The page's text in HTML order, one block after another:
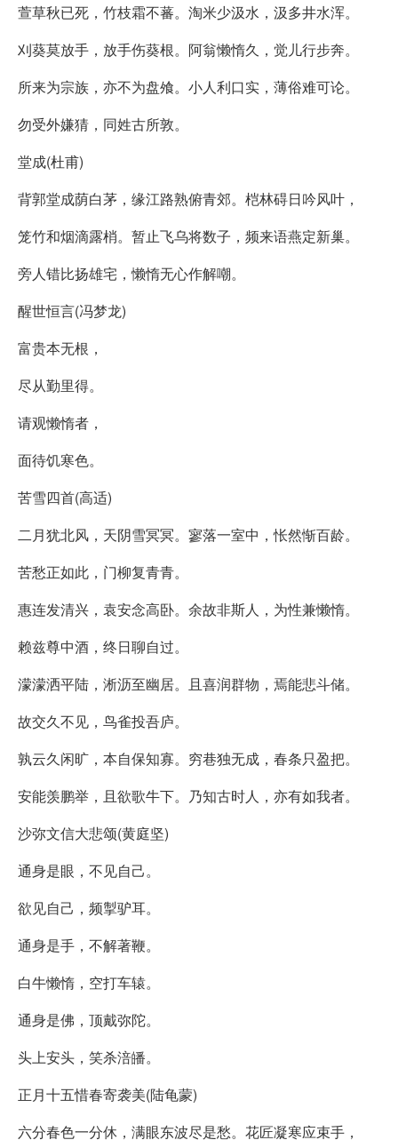
萱草秋已死，竹枝霜不蕃。淘米少汲水，汲多井水浑。
刈葵莫放手，放手伤葵根。阿翁懒惰久，觉儿行步奔。
所来为宗族，亦不为盘飧。小人利口实，薄俗难可论。
勿受外嫌猜，同姓古所敦。
堂成(杜甫)
背郭堂成荫白茅，缘江路熟俯青郊。桤林碍日吟风叶，
笼竹和烟滴露梢。暂止飞乌将数子，频来语燕定新巢。
旁人错比扬雄宅，懒惰无心作解嘲。
醒世恒言(冯梦龙)
富贵本无根，
尽从勤里得。
请观懒惰者，
面待饥寒色。
苦雪四首(高适)
二月犹北风，天阴雪冥冥。寥落一室中，怅然惭百龄。
苦愁正如此，门柳复青青。
惠连发清兴，袁安念高卧。余故非斯人，为性兼懒惰。
赖兹尊中酒，终日聊自过。
濛濛洒平陆，淅沥至幽居。且喜润群物，焉能悲斗储。
故交久不见，鸟雀投吾庐。
孰云久闲旷，本自保知寡。穷巷独无成，春条只盈把。
安能羡鹏举，且欲歌牛下。乃知古时人，亦有如我者。
沙弥文信大悲颂(黄庭坚)
通身是眼，不见自己。
欲见自己，频掣驴耳。
通身是手，不解著鞭。
白牛懒惰，空打车辕。
通身是佛，顶戴弥陀。
头上安头，笑杀涪皤。
正月十五惜春寄袭美(陆龟蒙)
六分春色一分休，满眼东波尽是愁。花匠凝寒应束手，